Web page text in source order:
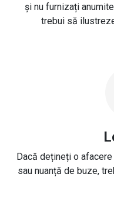
și nu furnizați
trebui să
Dacă dețineți o
sau nuanță de buze,